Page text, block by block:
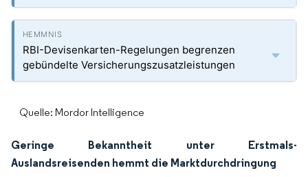
RBI-Devisenkarten-Regelungen begrenzen
gebündelte Versicherungszusatzleistungen
Quelle: Mordor Intelligence
Geringe Bekanntheit unter Erstmals-
Auslandsreisenden hemmt die Marktdurchdringung